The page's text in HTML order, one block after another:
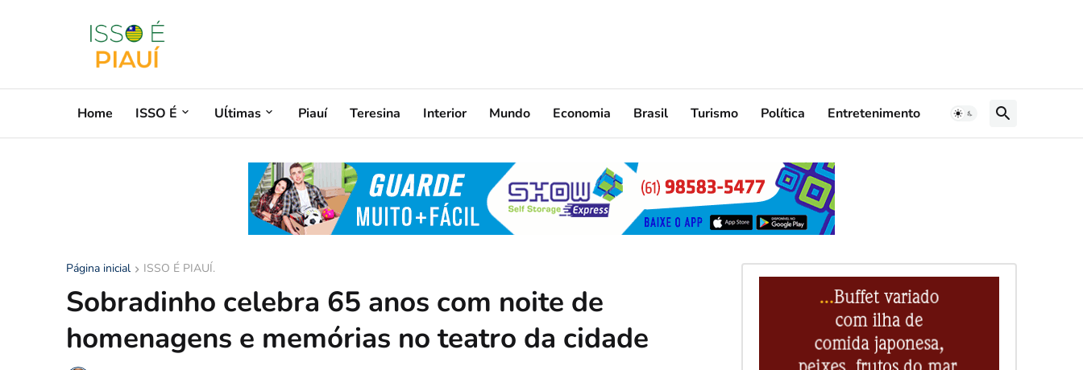
Home ISSO É Uĺtimas Piauí Teresina Interior Mundo Economia Brasil Turismo Política Entretenimento
Página inicial ISSO É PIAUÍ.
Sobradinho celebra 65 anos com noite de
homenagens e memórias no teatro da cidade